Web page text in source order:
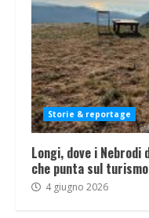
Storie & reportage
Longi, dove i
che punta sul
4 giugno 2026